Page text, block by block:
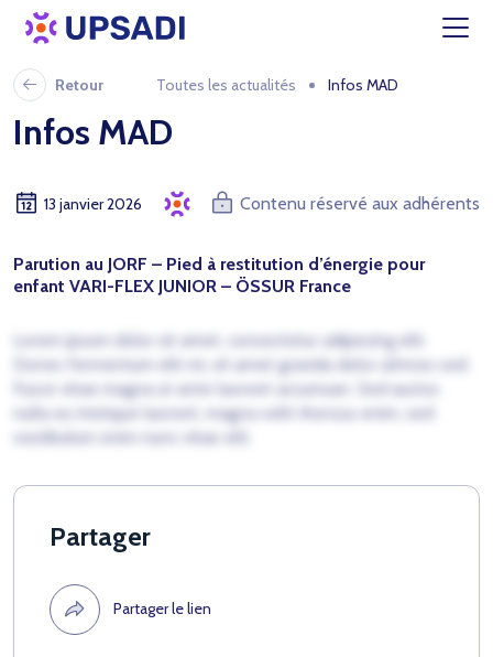
Retour Toutes les actualités Infos MAD
Infos MAD
13 janvier 2026 Contenu réservé aux adhérents
Parution au JORF – Pied à restitution d’énergie pour
enfant VARI-FLEX JUNIOR – ÖSSUR France
Lorem ipsum dolor sit amet, consectetur adipiscing elit.
Donec fermentum elit mi, sit amet gravida dolor ultrices sed.
Fusce vitae magna ut ante laoreet accumsan. Sed auctor,
nulla eu tristique laoreet, magna velit rhoncus enim, sed
vestibulum enim nunc vitae elit.
Partager
Partager le lien